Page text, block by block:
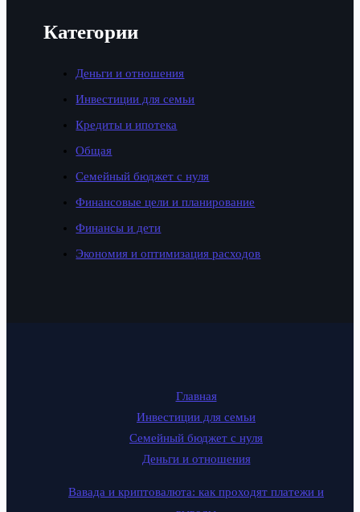
Категории
Деньги и отношения
Инвестиции для семьи
Кредиты и ипотека
Общая
Семейный бюджет с нуля
Финансовые цели и планирование
Финансы и дети
Экономия и оптимизация расходов
Главная
Инвестиции для семьи
Семейный бюджет с нуля
Деньги и отношения
Вавада и криптовалюта: как проходят платежи и